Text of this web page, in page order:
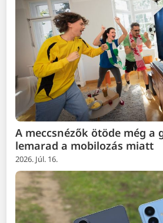
A meccsnézők ötöde még a
lemarad a mobilozás miatt
2026. Júl. 16.